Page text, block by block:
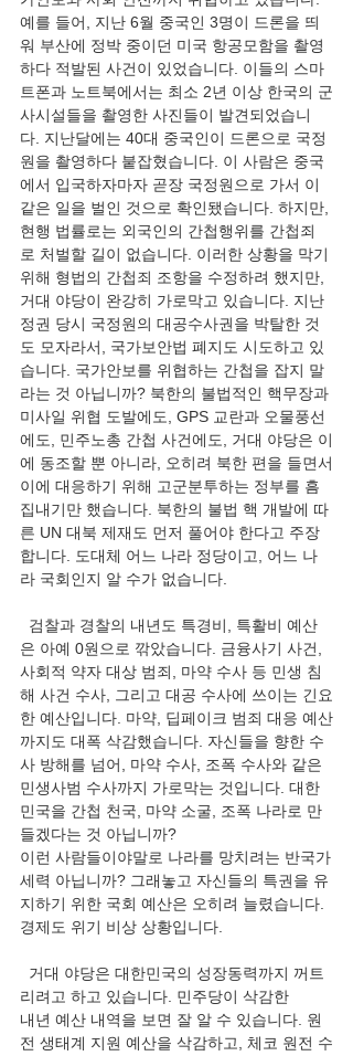
예를 들어, 지난 6월 중국인 3명이 드론을 띄
워 부산에 정박 중이던 미국 항공모함을 촬영
하다 적발된 사건이 있었습니다. 이들의 스마
트폰과 노트북에서는 최소 2년 이상 한국의 군
사시설들을 촬영한 사진들이 발견되었습니
다. 지난달에는 40대 중국인이 드론으로 국정
원을 촬영하다 붙잡혔습니다. 이 사람은 중국
에서 입국하자마자 곧장 국정원으로 가서 이
같은 일을 벌인 것으로 확인됐습니다. 하지만,
현행 법률로는 외국인의 간첩행위를 간첩죄
로 처벌할 길이 없습니다. 이러한 상황을 막기
위해 형법의 간첩죄 조항을 수정하려 했지만,
거대 야당이 완강히 가로막고 있습니다. 지난
정권 당시 국정원의 대공수사권을 박탈한 것
도 모자라서, 국가보안법 폐지도 시도하고 있
습니다. 국가안보를 위협하는 간첩을 잡지 말
라는 것 아닙니까? 북한의 불법적인 핵무장과
미사일 위협 도발에도, GPS 교란과 오물풍선
에도, 민주노총 간첩 사건에도, 거대 야당은 이
에 동조할 뿐 아니라, 오히려 북한 편을 들면서
이에 대응하기 위해 고군분투하는 정부를 흠
집내기만 했습니다. 북한의 불법 핵 개발에 따
른 UN 대북 제재도 먼저 풀어야 한다고 주장
합니다. 도대체 어느 나라 정당이고, 어느 나
라 국회인지 알 수가 없습니다.
검찰과 경찰의 내년도 특경비, 특활비 예산
은 아예 0원으로 깎았습니다. 금융사기 사건,
사회적 약자 대상 범죄, 마약 수사 등 민생 침
해 사건 수사, 그리고 대공 수사에 쓰이는 긴요
한 예산입니다. 마약, 딥페이크 범죄 대응 예산
까지도 대폭 삭감했습니다. 자신들을 향한 수
사 방해를 넘어, 마약 수사, 조폭 수사와 같은
민생사범 수사까지 가로막는 것입니다. 대한
민국을 간첩 천국, 마약 소굴, 조폭 나라로 만
들겠다는 것 아닙니까?
이런 사람들이야말로 나라를 망치려는 반국가
세력 아닙니까? 그래놓고 자신들의 특권을 유
지하기 위한 국회 예산은 오히려 늘렸습니다.
경제도 위기 비상 상황입니다.
거대 야당은 대한민국의 성장동력까지 꺼트
리려고 하고 있습니다. 민주당이 삭감한
내년 예산 내역을 보면 잘 알 수 있습니다. 원
전 생태계 지원 예산을 삭감하고, 체코 원전 수